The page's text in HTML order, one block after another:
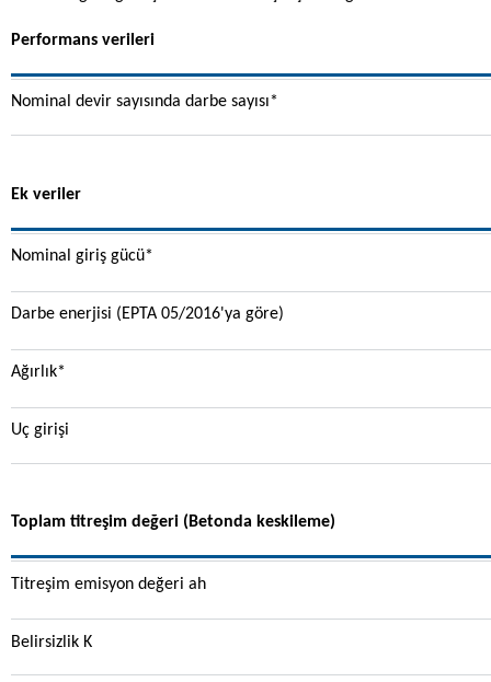
Performans verileri
Nominal devir sayısında darbe sayısı*
Ek veriler
Nominal giriş gücü*
Darbe enerjisi (EPTA 05/2016'ya göre)
Ağırlık*
Uç girişi
Toplam titreşim değeri (Betonda keskileme)
Titreşim emisyon değeri ah
Belirsizlik K